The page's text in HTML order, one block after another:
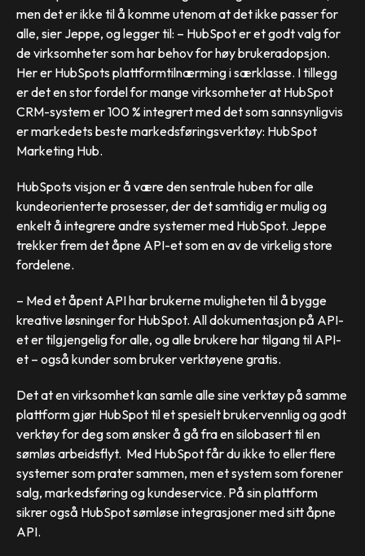
men det er ikke til å komme utenom at det ikke passer for
alle, sier Jeppe, og legger til: – HubSpot er et godt valg for
de virksomheter som har behov for høy brukeradopsjon.
Her er HubSpots plattformtilnærming i særklasse. I tillegg
er det en stor fordel for mange virksomheter at HubSpot
CRM-system er 100 % integrert med det som sannsynligvis
er markedets beste markedsføringsverktøy: HubSpot
Marketing Hub.
HubSpots visjon er å være den sentrale huben for alle
kundeorienterte prosesser, der det samtidig er mulig og
enkelt å integrere andre systemer med HubSpot. Jeppe
trekker frem det åpne API-et som en av de virkelig store
fordelene.
– Med et åpent API har brukerne muligheten til å bygge
kreative løsninger for HubSpot. All dokumentasjon på API-
et er tilgjengelig for alle, og alle brukere har tilgang til API-
et – også kunder som bruker verktøyene gratis.
Det at en virksomhet kan samle alle sine verktøy på samme
plattform gjør HubSpot til et spesielt brukervennlig og godt
verktøy for deg som ønsker å gå fra en silobasert til en
sømløs arbeidsflyt. Med HubSpot får du ikke to eller flere
systemer som prater sammen, men et system som forener
salg, markedsføring og kundeservice. På sin plattform
sikrer også HubSpot sømløse integrasjoner med sitt åpne
API.